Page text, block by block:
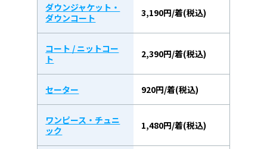
ダウンジャケット・
ダウンコート
3,190円/着(税込)
コート / ニットコー
ト
2,390円/着(税込)
セーター 920円/着(税込)
ワンピース・チュニ
ック
1,480円/着(税込)